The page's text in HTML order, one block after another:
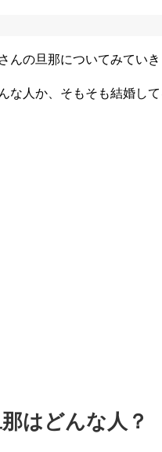
んの旦那についてみていき
な人か、そもそも結婚し
はどんな人？